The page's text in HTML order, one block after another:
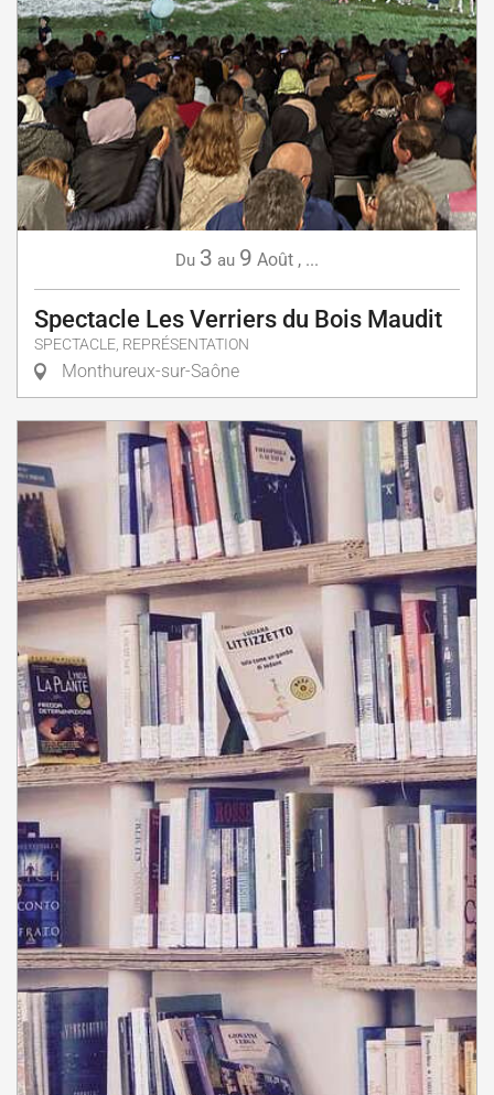
Du 3 au 9 Août , ...
Spectacle Les Verriers du Bois Maudit
SPECTACLE, REPRÉSENTATION
Monthureux-sur-Saône